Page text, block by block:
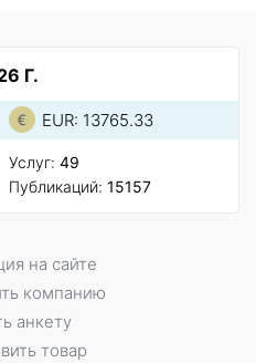
Г.
EUR: 13765.33
Услуг: 49
Публикаций: 15157
на сайте
компанию
анкету
товар